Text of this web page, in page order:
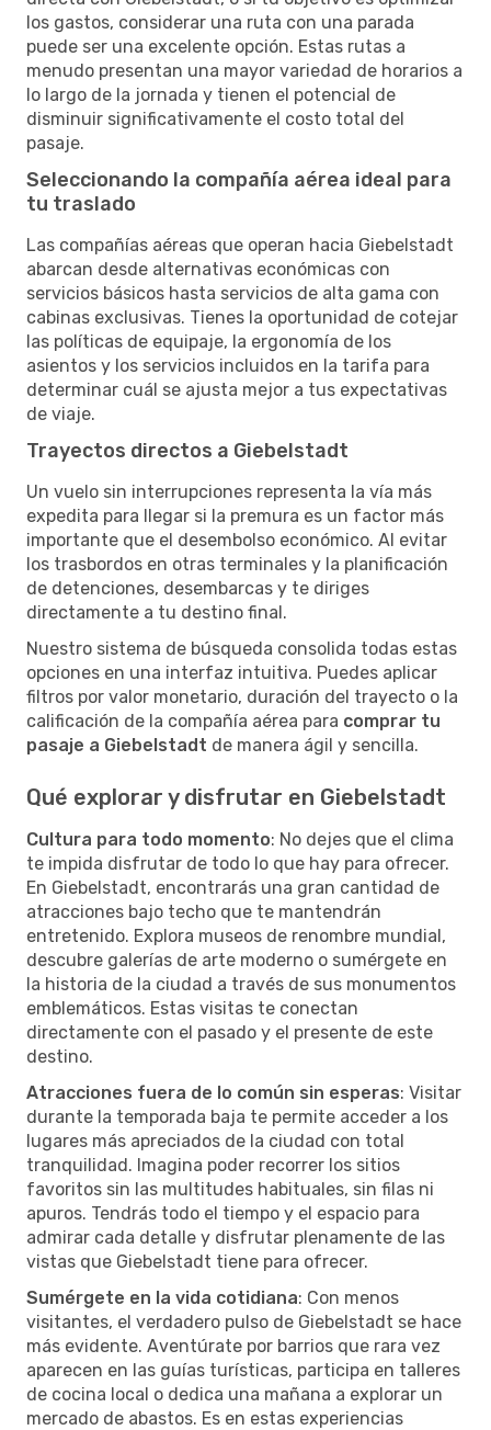
los gastos, considerar una ruta con una parada
puede ser una excelente opción. Estas rutas a
menudo presentan una mayor variedad de horarios a
lo largo de la jornada y tienen el potencial de
disminuir significativamente el costo total del
pasaje.
Seleccionando la compañía aérea ideal para
tu traslado
Las compañías aéreas que operan hacia Giebelstadt
abarcan desde alternativas económicas con
servicios básicos hasta servicios de alta gama con
cabinas exclusivas. Tienes la oportunidad de cotejar
las políticas de equipaje, la ergonomía de los
asientos y los servicios incluidos en la tarifa para
determinar cuál se ajusta mejor a tus expectativas
de viaje.
Trayectos directos a Giebelstadt
Un vuelo sin interrupciones representa la vía más
expedita para llegar si la premura es un factor más
importante que el desembolso económico. Al evitar
los trasbordos en otras terminales y la planificación
de detenciones, desembarcas y te diriges
directamente a tu destino final.
Nuestro sistema de búsqueda consolida todas estas
opciones en una interfaz intuitiva. Puedes aplicar
filtros por valor monetario, duración del trayecto o la
calificación de la compañía aérea para comprar tu
pasaje a Giebelstadt de manera ágil y sencilla.
Qué explorar y disfrutar en Giebelstadt
Cultura para todo momento: No dejes que el clima
te impida disfrutar de todo lo que hay para ofrecer.
En Giebelstadt, encontrarás una gran cantidad de
atracciones bajo techo que te mantendrán
entretenido. Explora museos de renombre mundial,
descubre galerías de arte moderno o sumérgete en
la historia de la ciudad a través de sus monumentos
emblemáticos. Estas visitas te conectan
directamente con el pasado y el presente de este
destino.
Atracciones fuera de lo común sin esperas: Visitar
durante la temporada baja te permite acceder a los
lugares más apreciados de la ciudad con total
tranquilidad. Imagina poder recorrer los sitios
favoritos sin las multitudes habituales, sin filas ni
apuros. Tendrás todo el tiempo y el espacio para
admirar cada detalle y disfrutar plenamente de las
vistas que Giebelstadt tiene para ofrecer.
Sumérgete en la vida cotidiana: Con menos
visitantes, el verdadero pulso de Giebelstadt se hace
más evidente. Aventúrate por barrios que rara vez
aparecen en las guías turísticas, participa en talleres
de cocina local o dedica una mañana a explorar un
mercado de abastos. Es en estas experiencias